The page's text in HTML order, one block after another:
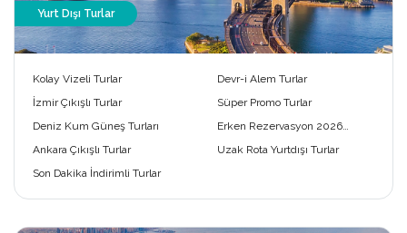
Yurt Dışı Turlar
Kolay Vizeli Turlar
Devr-i Alem Turlar
İzmir Çıkışlı Turlar
Süper Promo Turlar
Deniz Kum Güneş Turları
Erken Rezervasyon 2026
Ankara Çıkışlı Turlar
Uzak Rota Yurtdışı Turlar
Son Dakika İndirimli Turlar